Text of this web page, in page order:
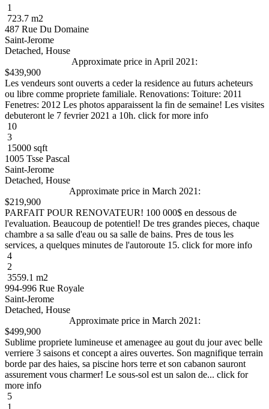
1
723.7 m2
487 Rue Du Domaine
Saint-Jerome
Detached, House
Approximate price in April 2021:
$439,900
Les vendeurs sont ouverts a ceder la residence au futurs acheteurs
ou libre comme propriete familiale. Renovations: Toiture: 2011
Fenetres: 2012 Les photos apparaissent la fin de semaine! Les visites
debuteront le 7 fevrier 2021 a 10h. click for more info
10
3
15000 sqft
1005 Tsse Pascal
Saint-Jerome
Detached, House
Approximate price in March 2021:
$219,900
PARFAIT POUR RENOVATEUR! 100 000$ en dessous de
l'evaluation. Beaucoup de potentiel! De tres grandes pieces, chaque
chambre a sa salle d'eau ou sa salle de bains. Pres de tous les
services, a quelques minutes de l'autoroute 15. click for more info
4
2
3559.1 m2
994-996 Rue Royale
Saint-Jerome
Detached, House
Approximate price in March 2021:
$499,900
Sublime propriete lumineuse et amenagee au gout du jour avec belle
verriere 3 saisons et concept a aires ouvertes. Son magnifique terrain
borde par des haies, sa piscine hors terre et son cabanon sauront
assurement vous charmer! Le sous-sol est un salon de... click for
more info
5
1